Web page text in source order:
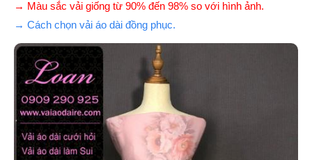
→ Màu sắc vải giống từ 90% đến 98% so với hình ảnh.
→ Cách chọn vải áo dài đồng phục.